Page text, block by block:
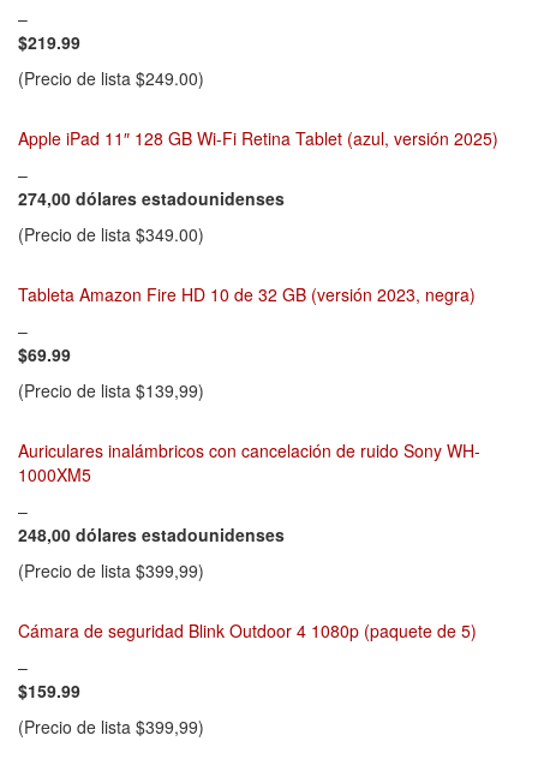
–
$219.99
(Precio de lista $249.00)
Apple iPad 11″ 128 GB Wi-Fi Retina Tablet (azul, versión 2025)
–
274,00 dólares estadounidenses
(Precio de lista $349.00)
Tableta Amazon Fire HD 10 de 32 GB (versión 2023, negra)
–
$69.99
(Precio de lista $139,99)
Auriculares inalámbricos con cancelación de ruido Sony WH-
1000XM5
–
248,00 dólares estadounidenses
(Precio de lista $399,99)
Cámara de seguridad Blink Outdoor 4 1080p (paquete de 5)
–
$159.99
(Precio de lista $399,99)